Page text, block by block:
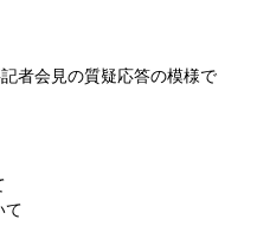
者会見の質疑応答の模様で
て